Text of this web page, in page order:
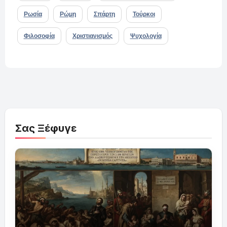
Ρωσία Ρώμη Σπάρτη Τούρκοι
Φιλοσοφία Χριστιανισμός Ψυχολογία
Σας Ξέφυγε